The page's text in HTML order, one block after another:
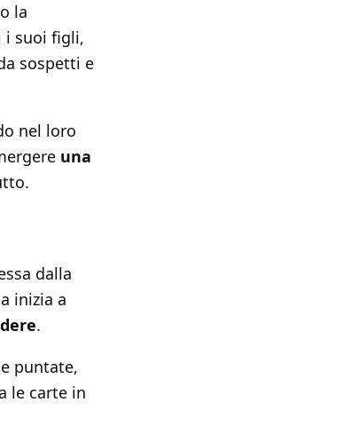
la
i suoi figli,
sospetti e
nel loro
una
dalla
inizia a
.
puntate,
le carte in